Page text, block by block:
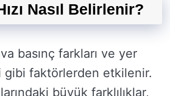
Nasıl Belirlenir?
basınç farkları ve yer
faktörlerden etkilenir.
büyük farklılıklar,